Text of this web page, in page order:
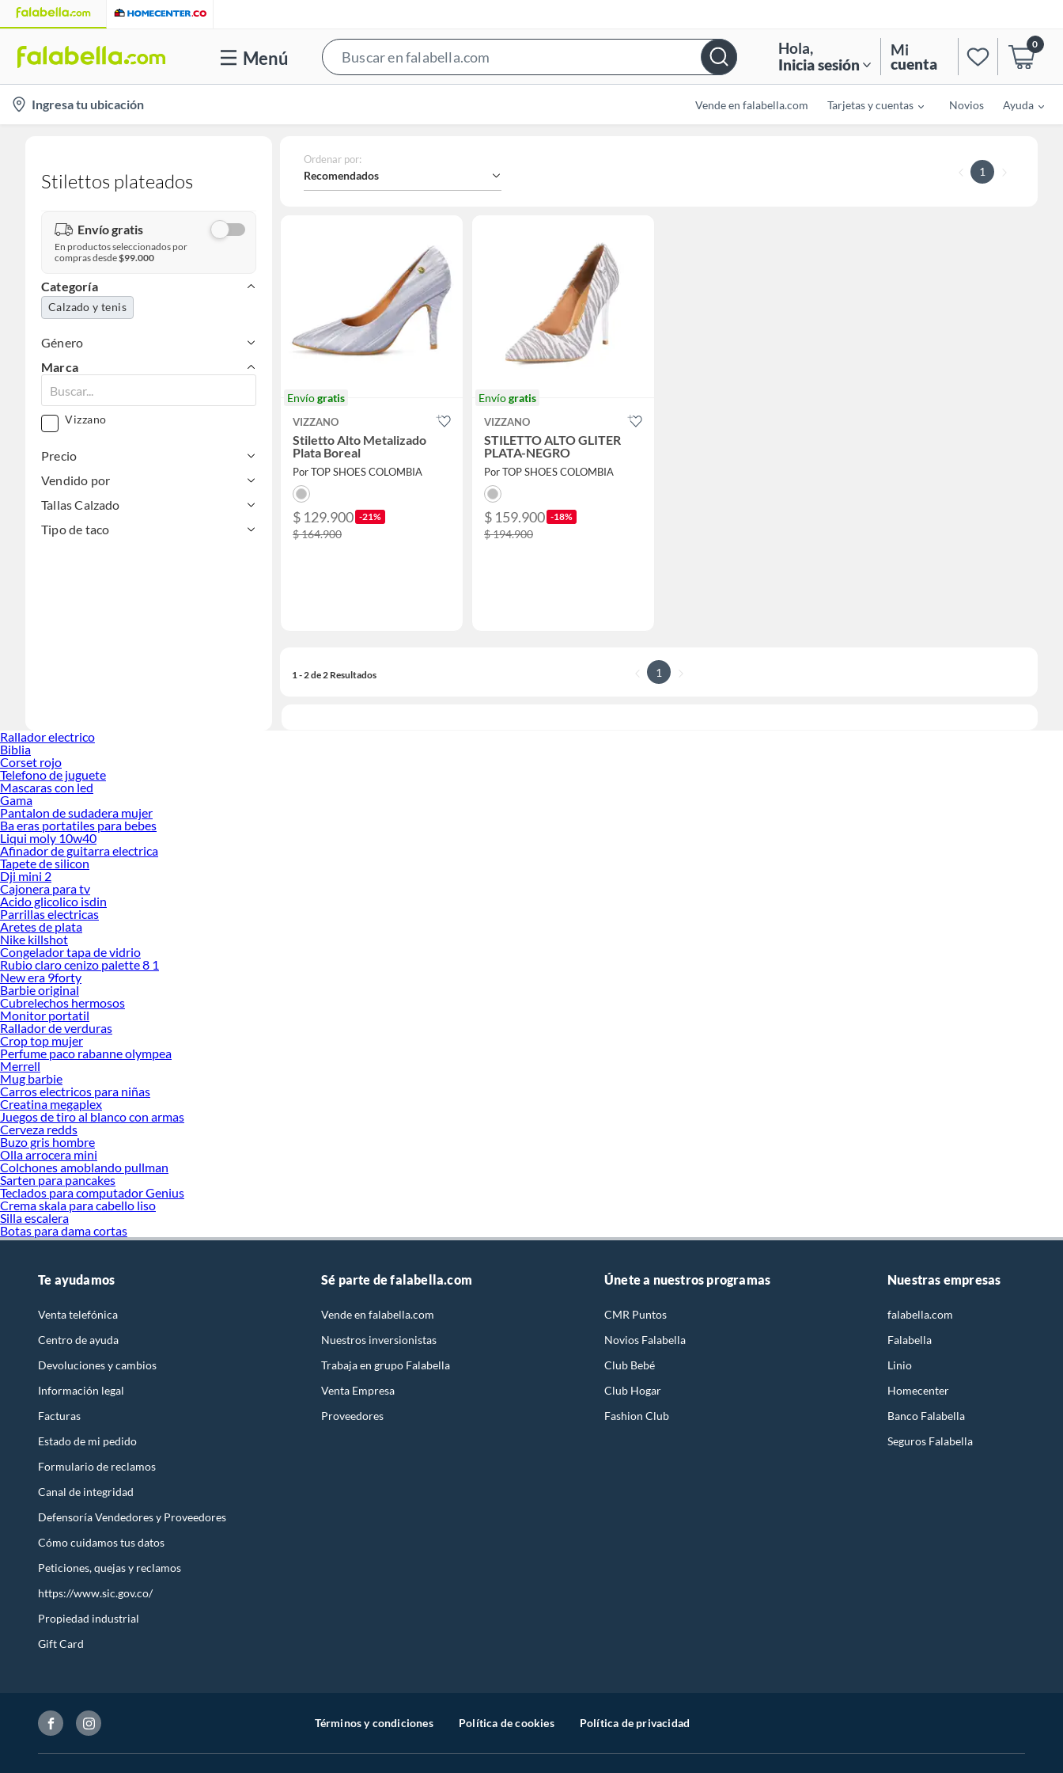
Menú
Bar
Hola,
Inicia sesión
Mi
cuenta
0
location-
icon
Ingresa tu ubicación Vende en falabella.com Tarjetas y cuentas Novios Ayuda
Stilettos plateados
Envío gratis
En productos seleccionados por
compras desde$99.000
Categoría
Calzado y tenis
Género
Marca
Vizzano
Precio
Vendido por
Tallas Calzado
Tipo de taco
Ordenar por:
Recomendados 1
Envíogratis
VIZZANO
Stiletto Alto Metalizado
Plata Boreal
Por TOP SHOES COLOMBIA
$ 129.900 -21%
$ 164.900
Envíogratis
VIZZANO
STILETTO ALTO GLITER
PLATA-NEGRO
Por TOP SHOES COLOMBIA
$ 159.900 -18%
$ 194.900
1 - 2 de 2 Resultados 1
Rallador electrico
Biblia
Corset rojo
Telefono de juguete
Mascaras con led
Gama
Pantalon de sudadera mujer
Ba eras portatiles para bebes
Liqui moly 10w40
Afinador de guitarra electrica
Tapete de silicon
Dji mini 2
Cajonera para tv
Acido glicolico isdin
Parrillas electricas
Aretes de plata
Nike killshot
Congelador tapa de vidrio
Rubio claro cenizo palette 8 1
New era 9forty
Barbie original
Cubrelechos hermosos
Monitor portatil
Rallador de verduras
Crop top mujer
Perfume paco rabanne olympea
Merrell
Mug barbie
Carros electricos para niñas
Creatina megaplex
Juegos de tiro al blanco con armas
Cerveza redds
Buzo gris hombre
Olla arrocera mini
Colchones amoblando pullman
Sarten para pancakes
Teclados para computador Genius
Crema skala para cabello liso
Silla escalera
Botas para dama cortas
Te ayudamos
Venta telefónica
Centro de ayuda
Devoluciones y cambios
Información legal
Facturas
Estado de mi pedido
Formulario de reclamos
Canal de integridad
Defensoría Vendedores y Proveedores
Cómo cuidamos tus datos
Peticiones, quejas y reclamos
https://www.sic.gov.co/
Propiedad industrial
Gift Card
Sé parte de falabella.com
Vende en falabella.com
Nuestros inversionistas
Trabaja en grupo Falabella
Venta Empresa
Proveedores
Únete a nuestros programas
CMR Puntos
Novios Falabella
Club Bebé
Club Hogar
Fashion Club
Nuestras empresas
falabella.com
Falabella
Linio
Homecenter
Banco Falabella
Seguros Falabella
Términos y condiciones Política de cookies Política de privacidad